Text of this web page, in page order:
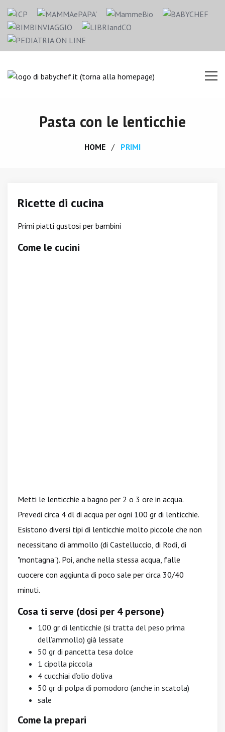
Pasta con le lenticchie
HOME PRIMI
Ricette di cucina
Primi piatti gustosi per bambini
Come le cucini
Metti le lenticchie a bagno per 2 o 3 ore in acqua.
Prevedi circa 4 dl di acqua per ogni 100 gr di lenticchie.
Esistono diversi tipi di lenticchie molto piccole che non
necessitano di ammollo (di Castelluccio, di Rodi, di
"montagna"). Poi, anche nella stessa acqua, falle
cuocere con aggiunta di poco sale per circa 30/40
minuti.
Cosa ti serve (dosi per 4 persone)
100 gr di lenticchie (si tratta del peso prima
dell’ammollo) già lessate
50 gr di pancetta tesa dolce
1 cipolla piccola
4 cucchiai d’olio d’oliva
50 gr di polpa di pomodoro (anche in scatola)
sale
Come la prepari